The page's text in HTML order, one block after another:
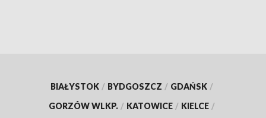
BIAŁYSTOK / BYDGOSZCZ / GDAŃSK /
GORZÓW WLKP. / KATOWICE / KIELCE /